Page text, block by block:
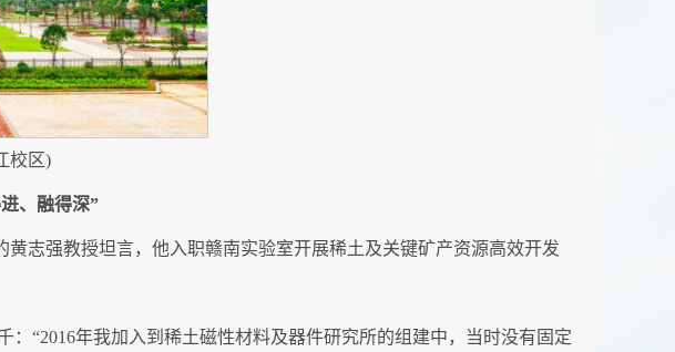
校区)
、融得深”
志强教授坦言，他入职赣南实验室开展稀土及关键矿产资源高效开发
“2016年我加入到稀土磁性材料及器件研究所的组建中，当时没有固定